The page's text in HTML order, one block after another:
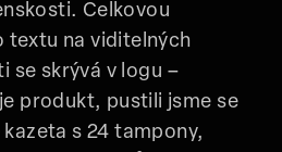
Celkovou
textu na viditelných
se skrývá v logu –
produkt, pustili jsme se
s 24 tampony,